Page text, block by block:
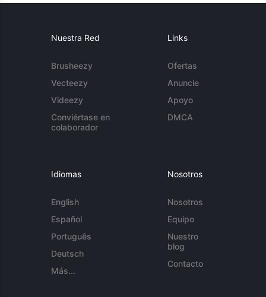
Nuestra Red
Brusheezy
Vecteezy
Videezy
Conviértase en
colaborador
Links
Ofertas
Anuncie
Apoyo
DMCA
Idiomas
English
Español
Português
Deutsch
Más...
Nosotros
Nosotros
Equipo
Nuestro
blog
Contacto